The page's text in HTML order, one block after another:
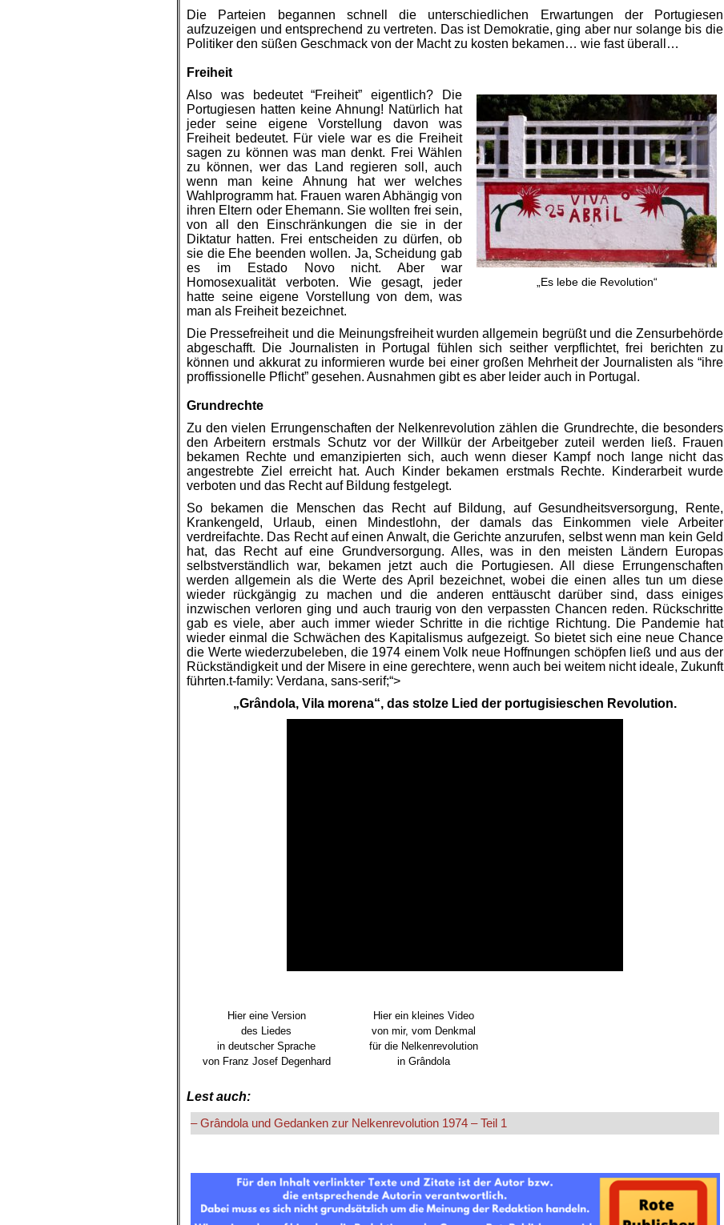
Die Parteien begannen schnell die unterschiedlichen Erwartungen der Portugiesen
aufzuzeigen und entsprechend zu vertreten. Das ist Demokratie, ging aber nur solange bis die
Politiker den süßen Geschmack von der Macht zu kosten bekamen… wie fast überall…
Freiheit
„Es lebe die Revolution“
Also was bedeutet “Freiheit” eigentlich? Die
Portugiesen hatten keine Ahnung! Natürlich hat
jeder seine eigene Vorstellung davon was
Freiheit bedeutet. Für viele war es die Freiheit
sagen zu können was man denkt. Frei Wählen
zu können, wer das Land regieren soll, auch
wenn man keine Ahnung hat wer welches
Wahlprogramm hat. Frauen waren Abhängig von
ihren Eltern oder Ehemann. Sie wollten frei sein,
von all den Einschränkungen die sie in der
Diktatur hatten. Frei entscheiden zu dürfen, ob
sie die Ehe beenden wollen. Ja, Scheidung gab
es im Estado Novo nicht. Aber war
Homosexualität verboten. Wie gesagt, jeder
hatte seine eigene Vorstellung von dem, was
man als Freiheit bezeichnet.
Die Pressefreiheit und die Meinungsfreiheit wurden allgemein begrüßt und die Zensurbehörde
abgeschafft. Die Journalisten in Portugal fühlen sich seither verpflichtet, frei berichten zu
können und akkurat zu informieren wurde bei einer großen Mehrheit der Journalisten als “ihre
proffissionelle Pflicht” gesehen. Ausnahmen gibt es aber leider auch in Portugal.
Grundrechte
Zu den vielen Errungenschaften der Nelkenrevolution zählen die Grundrechte, die besonders
den Arbeitern erstmals Schutz vor der Willkür der Arbeitgeber zuteil werden ließ. Frauen
bekamen Rechte und emanzipierten sich, auch wenn dieser Kampf noch lange nicht das
angestrebte Ziel erreicht hat. Auch Kinder bekamen erstmals Rechte. Kinderarbeit wurde
verboten und das Recht auf Bildung festgelegt.
So bekamen die Menschen das Recht auf Bildung, auf Gesundheitsversorgung, Rente,
Krankengeld, Urlaub, einen Mindestlohn, der damals das Einkommen viele Arbeiter
verdreifachte. Das Recht auf einen Anwalt, die Gerichte anzurufen, selbst wenn man kein Geld
hat, das Recht auf eine Grundversorgung. Alles, was in den meisten Ländern Europas
selbstverständlich war, bekamen jetzt auch die Portugiesen. All diese Errungenschaften
werden allgemein als die Werte des April bezeichnet, wobei die einen alles tun um diese
wieder rückgängig zu machen und die anderen enttäuscht darüber sind, dass einiges
inzwischen verloren ging und auch traurig von den verpassten Chancen reden. Rückschritte
gab es viele, aber auch immer wieder Schritte in die richtige Richtung. Die Pandemie hat
wieder einmal die Schwächen des Kapitalismus aufgezeigt. So bietet sich eine neue Chance
die Werte wiederzubeleben, die 1974 einem Volk neue Hoffnungen schöpfen ließ und aus der
Rückständigkeit und der Misere in eine gerechtere, wenn auch bei weitem nicht ideale, Zukunft
führten.t-family: Verdana, sans-serif;“>
„Grândola, Vila morena“, das stolze Lied der portugisieschen Revolution.
Hier eine Version
des Liedes
in deutscher Sprache
von Franz Josef Degenhard
Hier ein kleines Video
von mir, vom Denkmal
für die Nelkenrevolution
in Grândola
Lest auch:
– Grândola und Gedanken zur Nelkenrevolution 1974 – Teil 1